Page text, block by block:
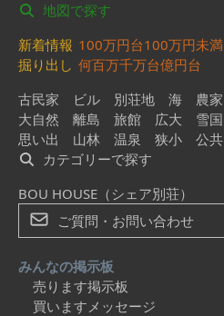
地図で探す
新着情報 100万円台100万円未満
掘り出し 何百万千万台億円台
古民家
ビル 別荘地 海 農家
大自然
離島 旅館 広大 雪国
思い出
山林 温泉 狭小 公共
カテゴリーで探す
BOU HOUSE（シェア別荘）
ご質問・お問い合わせ
みんなの掲示板
売ります掲示板
買いますメッセージ